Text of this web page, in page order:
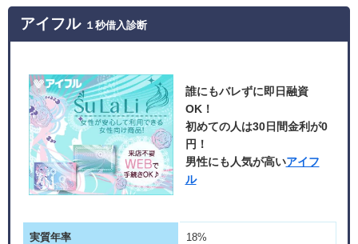
アイフル １秒借入診断
誰にもバレずに即日融資
OK！
初めての人は30日間金利が0
円！
男性にも人気が高いアイフ
ル
実質年率 18%